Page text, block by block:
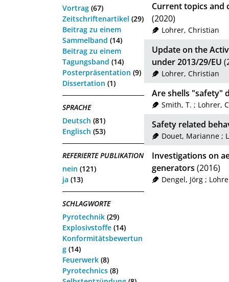
Vortrag (67)
Zeitschriftenartikel (29)
Beitrag zu einem
Sammelband (14)
Beitrag zu einem
Tagungsband (14)
Posterpräsentation (9)
Dissertation (1)
SPRACHE
Deutsch (81)
Englisch (53)
REFERIERTE PUBLIKATION
nein (121)
ja (13)
SCHLAGWORTE
Pyrotechnik (29)
Explosivstoffe (14)
Konformitätsbewertun
g (14)
Feuerwerk (8)
Pyrotechnics (8)
Current topics and
(2020)
Lohrer, Christian
Update on the
under 2013/29/EU
Lohrer, Christian
Are shells "safety"
Smith, T. ; Lohrer,
Safety related
Douet, Marianne;
Investigations on
generators (2016)
Dengel, Jörg;